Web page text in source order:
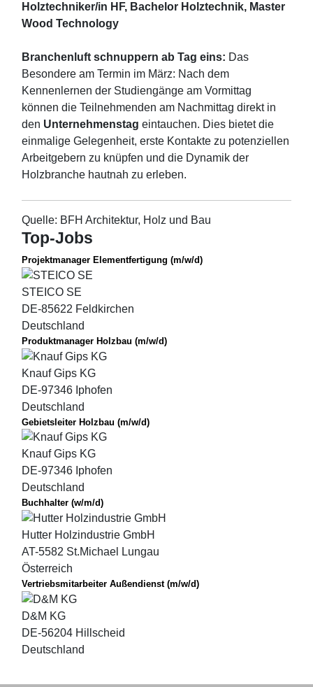
Holztechniker/in HF, Bachelor Holztechnik, Master
Wood Technology
Branchenluft schnuppern ab Tag eins: Das
Besondere am Termin im März: Nach dem
Kennenlernen der Studiengänge am Vormittag
können die Teilnehmenden am Nachmittag direkt in
den Unternehmenstag eintauchen. Dies bietet die
einmalige Gelegenheit, erste Kontakte zu potenziellen
Arbeitgebern zu knüpfen und die Dynamik der
Holzbranche hautnah zu erleben.
Quelle: BFH Architektur, Holz und Bau
Top-Jobs
Projektmanager Elementfertigung (m/w/d)
STEICO SE
DE-85622 Feldkirchen
Deutschland
Produktmanager Holzbau (m/w/d)
Knauf Gips KG
DE-97346 Iphofen
Deutschland
Gebietsleiter Holzbau (m/w/d)
Knauf Gips KG
DE-97346 Iphofen
Deutschland
Buchhalter (w/m/d)
Hutter Holzindustrie GmbH
AT-5582 St.Michael Lungau
Österreich
Vertriebsmitarbeiter Außendienst (m/w/d)
D&M KG
DE-56204 Hillscheid
Deutschland